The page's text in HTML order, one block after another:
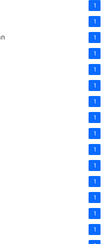
1
1
1
1
1
1
1
1
1
1
1
1
1
1
1